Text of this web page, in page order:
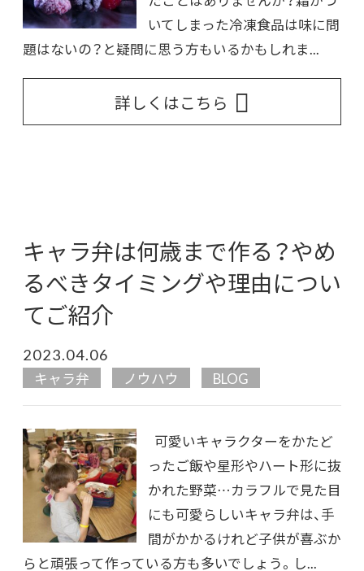
いてしまった冷凍食品は味に問
題はないの？と疑問に思う方もいるかもしれま...
詳しくはこちら
キャラ弁は何歳まで作る？やめ
るべきタイミングや理由につい
てご紹介
2023.04.06
キャラ弁 ノウハウ BLOG
可愛いキャラクターをかたど
ったご飯や星形やハート形に抜
かれた野菜…カラフルで見た目
にも可愛らしいキャラ弁は、手
間がかかるけれど子供が喜ぶか
らと頑張って作っている方も多いでしょう。し...